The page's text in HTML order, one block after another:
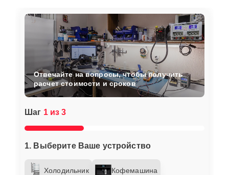
Шаг 1 из 3
1. Выберите Ваше устройство
Холодильник Кофемашина
Отвечайте на вопросы, чтобы получить
расчет стоимости и сроков